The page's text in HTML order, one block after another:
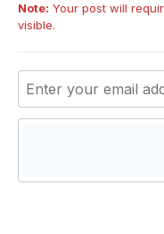
Note: Your post will
visible.